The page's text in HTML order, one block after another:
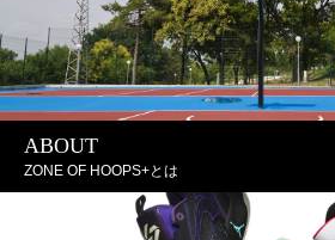
ABOUT
ZONE OF HOOPS+とは